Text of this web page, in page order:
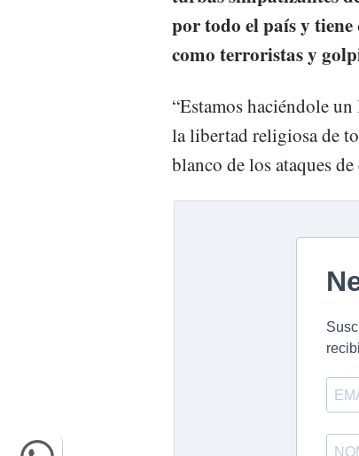
por todo el país y tiene
como terroristas y
“Estamos haciéndole
la libertad religiosa de
blanco de los ataques